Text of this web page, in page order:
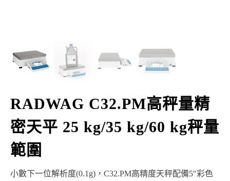
RADWAG C32.PM高秤量精
密天平 25 kg/35 kg/60 kg秤量
範圍
小數下一位解析度(0.1g)，C32.PM高精度天秤配備5″彩色